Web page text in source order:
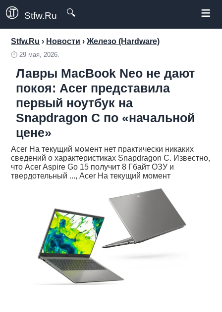
Stfw.Ru 🔍 ≡
Stfw.Ru › Новости ›Железо (Hardware)
🕛29 мая, 2026.
Лавры MacBook Neo не дают
покоя: Acer представила
первый ноутбук на
Snapdragon C по «начальной
цене»
Acer На текущий момент нет практически никаких
сведений о характеристиках Snapdragon C. Известно,
что Acer Aspire Go 15 получит 8 Гбайт ОЗУ и
твердотельный ..., Acer На текущий момент